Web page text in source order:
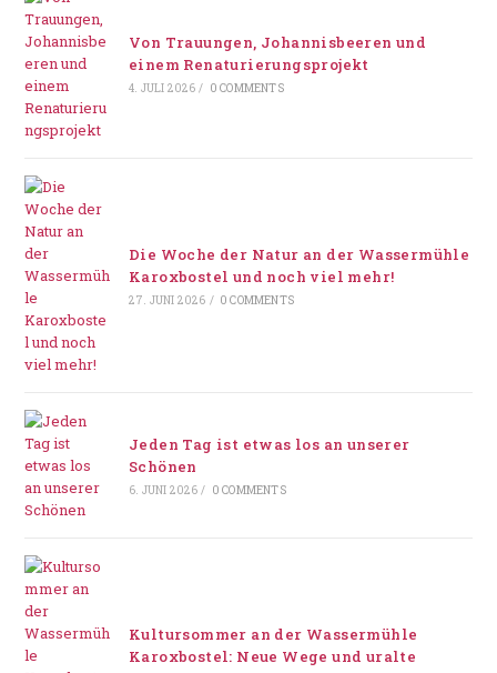
Von Trauungen, Johannisbeeren und
einem Renaturierungsprojekt
4. JULI 2026 / 0 COMMENTS
Die Woche der Natur an der Wassermühle
Karoxbostel und noch viel mehr!
27. JUNI 2026 / 0 COMMENTS
Jeden Tag ist etwas los an unserer
Schönen
6. JUNI 2026 / 0 COMMENTS
Kultursommer an der Wassermühle
Karoxbostel: Neue Wege und uralte